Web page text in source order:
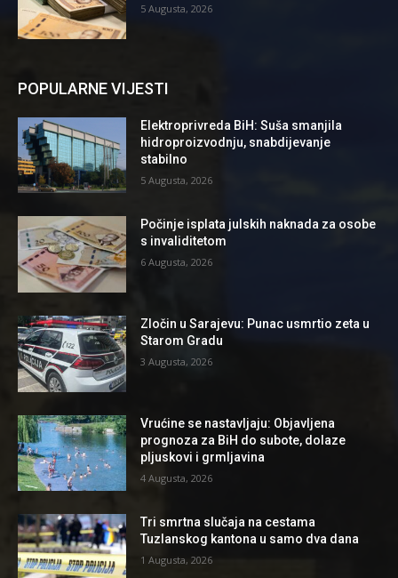
5 Augusta, 2026
POPULARNE VIJESTI
Elektroprivreda BiH: Suša smanjila
hidroproizvodnju, snabdijevanje
stabilno
5 Augusta, 2026
Počinje isplata julskih naknada za osobe
s invaliditetom
6 Augusta, 2026
Zločin u Sarajevu: Punac usmrtio zeta u
Starom Gradu
3 Augusta, 2026
Vrućine se nastavljaju: Objavljena
prognoza za BiH do subote, dolaze
pljuskovi i grmljavina
4 Augusta, 2026
Tri smrtna slučaja na cestama
Tuzlanskog kantona u samo dva dana
1 Augusta, 2026